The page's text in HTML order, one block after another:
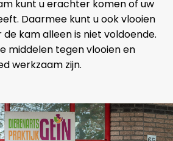
kunt u erachter komen of uw
Daarmee kunt u ook vlooien
kam alleen is niet voldoende.
middelen tegen vlooien en
werkzaam zijn.